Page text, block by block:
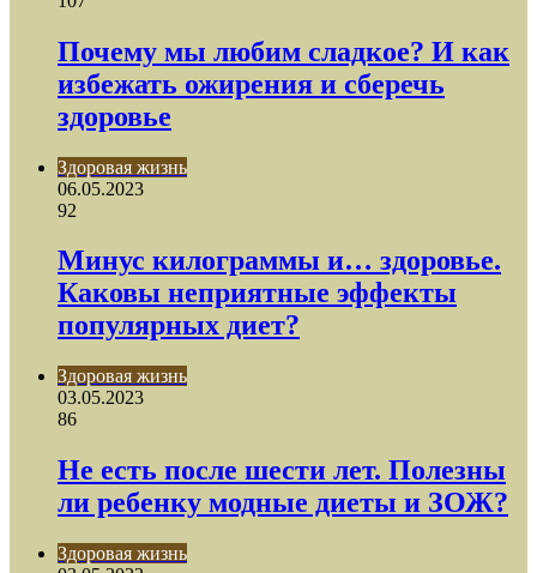
Почему мы любим сладкое? И как
избежать ожирения и сберечь
здоровье
Здоровая жизнь
06.05.2023
92
Минус килограммы и… здоровье.
Каковы неприятные эффекты
популярных диет?
Здоровая жизнь
03.05.2023
86
Не есть после шести лет. Полезны
ли ребенку модные диеты и ЗОЖ?
Здоровая жизнь